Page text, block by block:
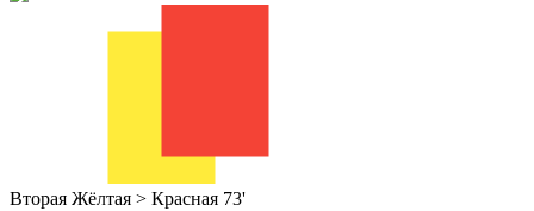
Вторая Жёлтая > Красная 73'